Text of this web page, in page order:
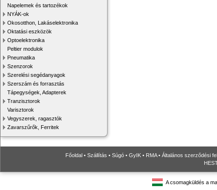
Napelemek és tartozékok
NYÁK-ok
Okosotthon, Lakáselektronika
Oktatási eszközök
Optoelektronika
Peltier modulok
Pneumatika
Szenzorok
Szerelési segédanyagok
Szerszám és forrasztás
Tápegységek, Adapterek
Tranzisztorok
Varisztorok
Vegyszerek, ragasztók
Zavarszűrők, Ferritek
Főoldal • Szállítás • Súgó • GyIK • RMA• Általános szerződési
A csomagküldés a